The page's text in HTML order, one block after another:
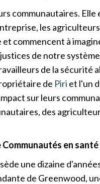
communautaires.
les
commencent à
de notre
de la sécurité
de Piri et l'un
sur leurs
des
en santé
une dizaine
de Greenwood,